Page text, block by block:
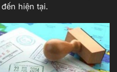
hiện tại.